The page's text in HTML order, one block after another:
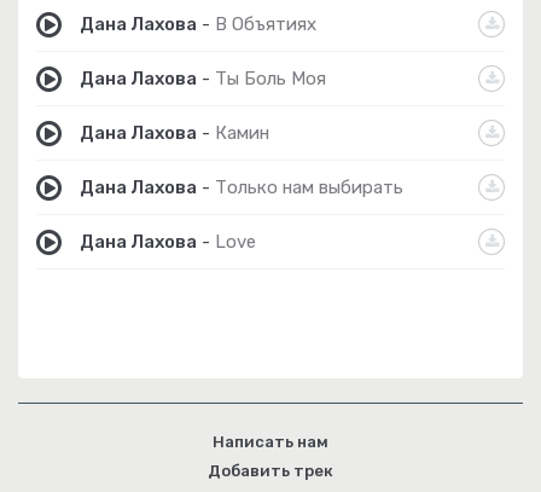
Дана Лахова - В Объятиях
Дана Лахова - Ты Боль Моя
Дана Лахова - Камин
Дана Лахова - Только нам выбирать
Дана Лахова - Love
Написать нам
Добавить трек